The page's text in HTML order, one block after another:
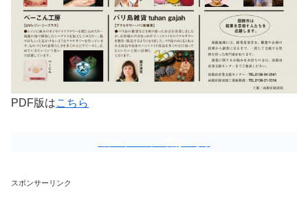
PDF版はこちら
スポンサーリンク